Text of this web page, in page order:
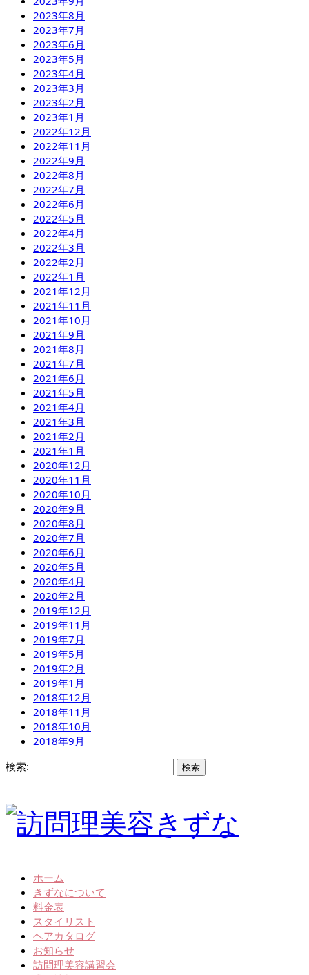
2023年8月
2023年7月
2023年6月
2023年5月
2023年4月
2023年3月
2023年2月
2023年1月
2022年12月
2022年11月
2022年9月
2022年8月
2022年7月
2022年6月
2022年5月
2022年4月
2022年3月
2022年2月
2022年1月
2021年12月
2021年11月
2021年10月
2021年9月
2021年8月
2021年7月
2021年6月
2021年5月
2021年4月
2021年3月
2021年2月
2021年1月
2020年12月
2020年11月
2020年10月
2020年9月
2020年8月
2020年7月
2020年6月
2020年5月
2020年4月
2020年2月
2019年12月
2019年11月
2019年7月
2019年5月
2019年2月
2019年1月
2018年12月
2018年11月
2018年10月
2018年9月
検索:
ホーム
きずなについて
料金表
スタイリスト
ヘアカタログ
お知らせ
訪問理美容講習会